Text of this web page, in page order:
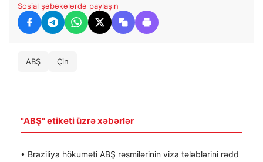
Sosial şəbəkələrdə paylaşın
ABŞ Çin
"ABŞ" etiketi üzrə xəbərlər
• Braziliya hökuməti ABŞ rəsmilərinin viza tələblərini rədd